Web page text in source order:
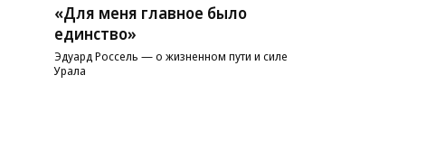
«Для меня главное было
единство»
Эдуард Россель — о жизненном пути и силе
Урала